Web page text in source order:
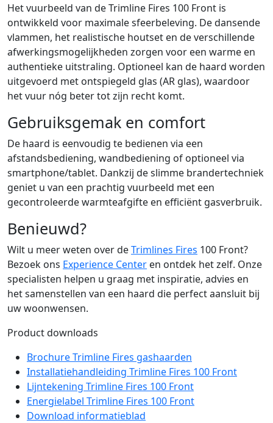
Het vuurbeeld van de Trimline Fires 100 Front is
ontwikkeld voor maximale sfeerbeleving. De dansende
vlammen, het realistische houtset en de verschillende
afwerkingsmogelijkheden zorgen voor een warme en
authentieke uitstraling. Optioneel kan de haard worden
uitgevoerd met ontspiegeld glas (AR glas), waardoor
het vuur nóg beter tot zijn recht komt.
Gebruiksgemak en comfort
De haard is eenvoudig te bedienen via een
afstandsbediening, wandbediening of optioneel via
smartphone/tablet. Dankzij de slimme brandertechniek
geniet u van een prachtig vuurbeeld met een
gecontroleerde warmteafgifte en efficiënt gasverbruik.
Benieuwd?
Wilt u meer weten over deTrimlines Fires 100 Front?
Bezoek ons Experience Center en ontdek het zelf. Onze
specialisten helpen u graag met inspiratie, advies en
het samenstellen van een haard die perfect aansluit bij
uw woonwensen.
Product downloads
Brochure Trimline Fires gashaarden
Installatiehandleiding Trimline Fires 100 Front
Lijntekening Trimline Fires 100 Front
Energielabel Trimline Fires 100 Front
Download informatieblad